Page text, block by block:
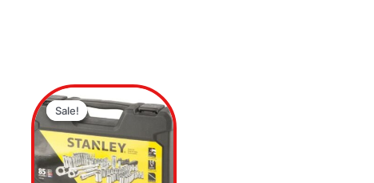
Sale!
Sale!
Original
price
was:
$399,900.00.
Current
price
$349,900.00.